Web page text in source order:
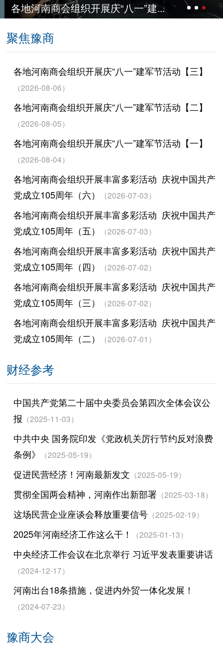
织开展庆“八一”建... 各地河南
聚焦豫商
各地河南商会组织开展庆“八一”建军节活动【三】
（2026-08-06）
各地河南商会组织开展庆“八一”建军节活动【二】
（2026-08-05）
各地河南商会组织开展庆“八一”建军节活动【一】
（2026-08-04）
各地河南商会组织开展丰富多彩活动 庆祝中国共产
党成立105周年（六）
（2026-07-03）
各地河南商会组织开展丰富多彩活动 庆祝中国共产
党成立105周年（五）
（2026-07-03）
各地河南商会组织开展丰富多彩活动 庆祝中国共产
党成立105周年（四）
（2026-07-02）
各地河南商会组织开展丰富多彩活动 庆祝中国共产
党成立105周年（三）
（2026-07-02）
各地河南商会组织开展丰富多彩活动 庆祝中国共产
党成立105周年（二）
（2026-07-01）
财经参考
中国共产党第二十届中央委员会第四次全体会议公
报 （2025-11-03）
中共中央 国务院印发《党政机关厉行节约反对浪费
条例》
（2025-05-19）
促进民营经济！河南最新发文 （2025-05-19）
贯彻全国两会精神，河南作出新部署（2025-03-18）
这场民营企业座谈会释放重要信号（2025-02-19）
2025年河南经济工作这么干！ （2025-01-13）
中央经济工作会议在北京举行 习近平发表重要讲话
（2024-12-17）
河南出台18条措施，促进内外贸一体化发展！
（2024-07-23）
豫商大会